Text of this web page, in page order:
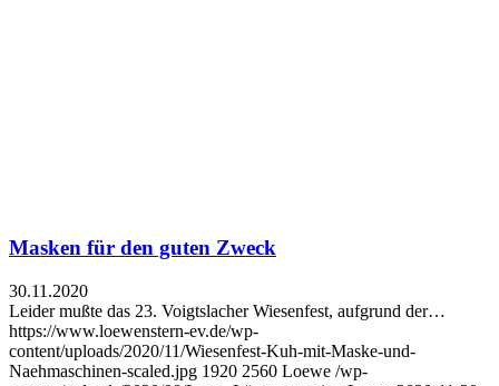
Masken für den guten Zweck
30.11.2020
Leider mußte das 23. Voigtslacher Wiesenfest, aufgrund der…
https://www.loewenstern-ev.de/wp-
content/uploads/2020/11/Wiesenfest-Kuh-mit-Maske-und-
Naehmaschinen-scaled.jpg 1920 2560 Loewe /wp-